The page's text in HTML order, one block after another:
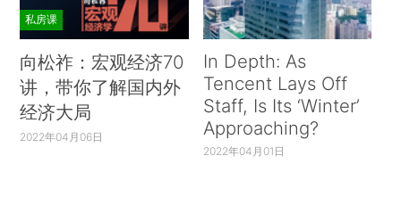
平总书记重要讲话精神，统一思想认识，明确工作
要认真落实中央关于军队转业干部安置的政策要
求，妥善安排计划分配军转干部，加强自主择业管
理服务工作，引导广大军转干部在新的岗位再立新
功。要积极稳妥推进军转安置工作改革创新，把握
私房课
向松祚：宏观经济70
讲，带你了解国内外
经济大局
2022年04月06日
In Depth: As
Tencent Lays Off
Staff, Is Its ‘Winter’
Approaching?
2022年04月01日